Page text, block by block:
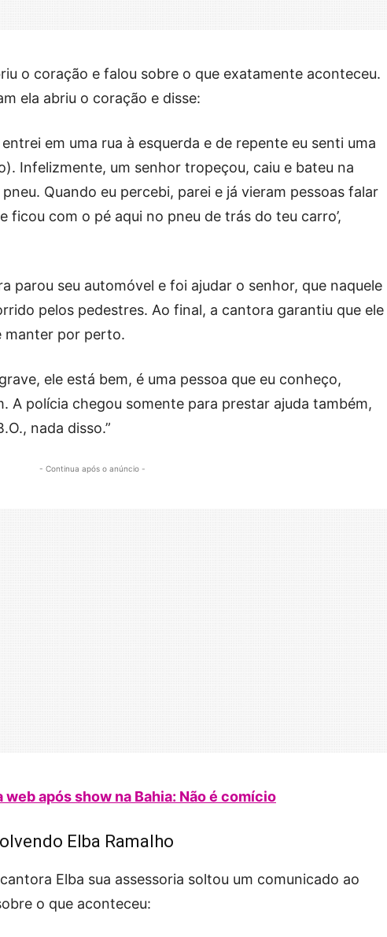
o coração e falou sobre o que exatamente aconteceu.
ela abriu o coração e disse:
em uma rua à esquerda e de repente eu senti uma
Infelizmente, um senhor tropeçou, caiu e bateu na
Quando eu percebi, parei e já vieram pessoas falar
ficou com o pé aqui no pneu de trás do teu carro’,
parou seu automóvel e foi ajudar o senhor, que naquele
pelos pedestres. Ao final, a cantora garantiu que ele
manter por perto.
ele está bem, é uma pessoa que eu conheço,
A polícia chegou somente para prestar ajuda também,
nada disso.”
- Continua após o anúncio -
web após show na Bahia: Não é comício
Elba Ramalho
Elba sua assessoria soltou um comunicado ao
o que aconteceu: